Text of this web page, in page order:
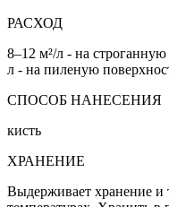
РАСХОД
8–12 м²/л - на
л - на пиленую
СПОСОБ НАНЕСЕНИЯ
кисть
ХРАНЕНИЕ
Выдерживает хранение и